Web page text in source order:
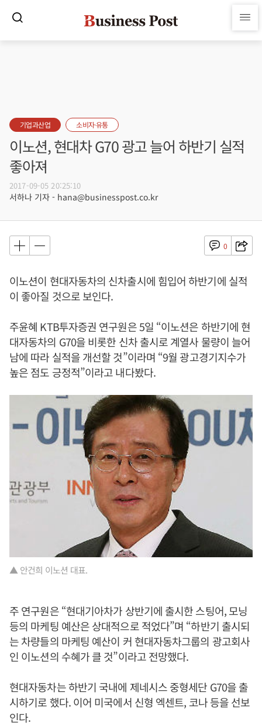
기업과산업 소비자·유통
이노션, 현대차 G70 광고 늘어 하반기 실적
좋아져
2017-09-05 20:25:10
서하나 기자 - hana@businesspost.co.kr
0
이노션이 현대자동차의 신차출시에 힘입어 하반기에 실적
이 좋아질 것으로 보인다.
주윤혜 KTB투자증권 연구원은 5일 “이노션은 하반기에 현
대자동차의 G70을 비롯한 신차 출시로 계열사 물량이 늘어
남에 따라 실적을 개선할 것”이라며 “9월 광고경기지수가
높은 점도 긍정적”이라고 내다봤다.
▲ 안건희 이노션 대표.
주 연구원은 “현대기아차가 상반기에 출시한 스팅어, 모닝
등의 마케팅 예산은 상대적으로 적었다”며 “하반기 출시되
는 차량들의 마케팅 예산이 커 현대자동차그룹의 광고회사
인 이노션의 수혜가 클 것”이라고 전망했다.
현대자동차는 하반기 국내에 제네시스 중형세단 G70을 출
시하기로 했다. 이어 미국에서 신형 엑센트, 코나 등을 선보
인다.